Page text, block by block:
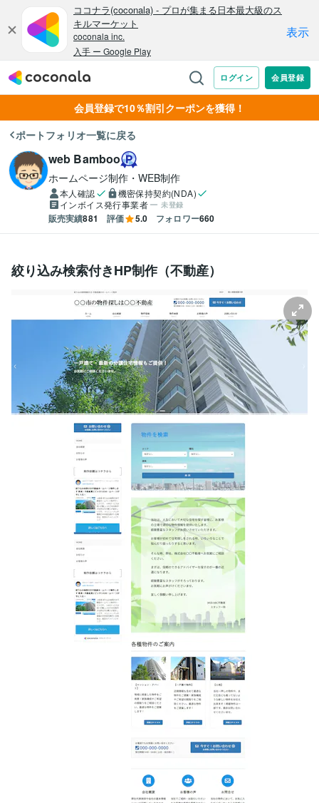
会員登録で10％割引クーポンを獲得！
ポートフォリオ一覧に戻る
web Bamboo
ホームページ制作・WEB制作
本人確認
機密保持契約(NDA)
インボイス発行事業者
未登録
販売実績881 評価 5.0 フォロワー660
絞り込み検索付きHP制作（不動産）